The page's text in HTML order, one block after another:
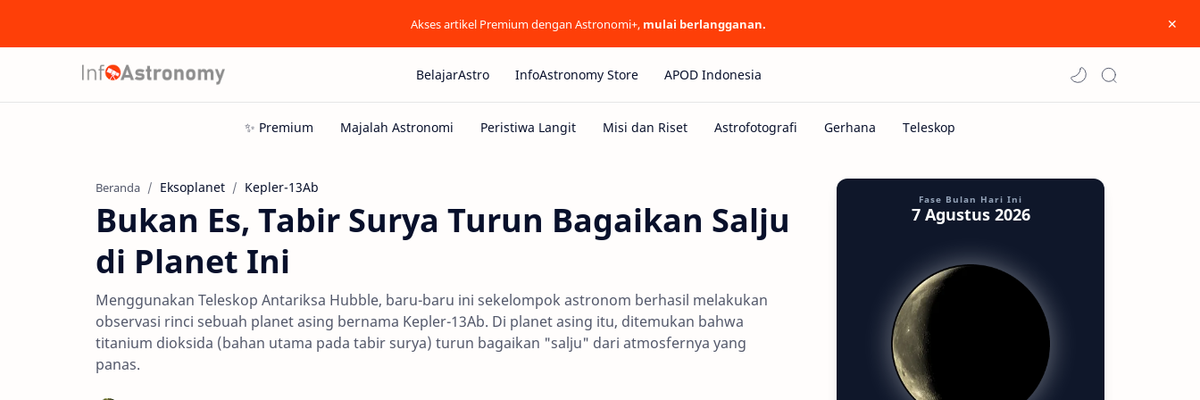
Akses artikel Premium dengan Astronomi+, mulai berlangganan.
BelajarAstro InfoAstronomy Store APOD Indonesia
Beranda Eksoplanet Kepler-13Ab
Bukan Es, Tabir Surya Turun Bagaikan Salju
di Planet Ini
Menggunakan Teleskop Antariksa Hubble, baru-baru ini sekelompok astronom berhasil melakukan
observasi rinci sebuah planet asing bernama Kepler-13Ab. Di planet asing itu, ditemukan bahwa
titanium dioksida (bahan utama pada tabir surya) turun bagaikan "salju" dari atmosfernya yang
panas.
Fase Bulan Hari Ini
7 Agustus 2026